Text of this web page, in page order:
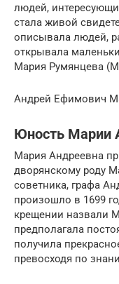
людей,
стала живой
описывала людей,
открывала
Мария Румянцева
Андрей Ефимович
Юность Марии
Мария Андреевна
дворянскому роду
советника, графа
произошло в 1699
крещении назвали
предполагала
получила
превосходя по